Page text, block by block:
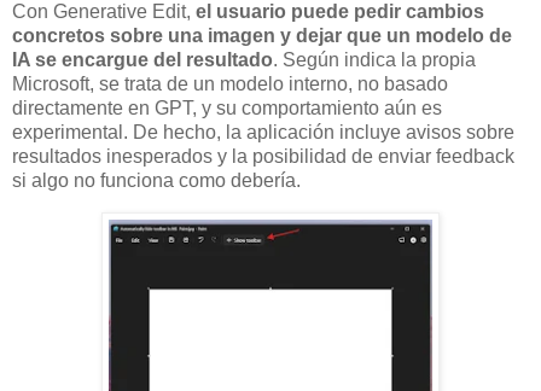
Con Generative Edit, el usuario puede pedir cambios
concretos sobre una imagen y dejar que un modelo de
IA se encargue del resultado. Según indica la propia
Microsoft, se trata de un modelo interno, no basado
directamente en GPT, y su comportamiento aún es
experimental. De hecho, la aplicación incluye avisos sobre
resultados inesperados y la posibilidad de enviar feedback
si algo no funciona como debería.